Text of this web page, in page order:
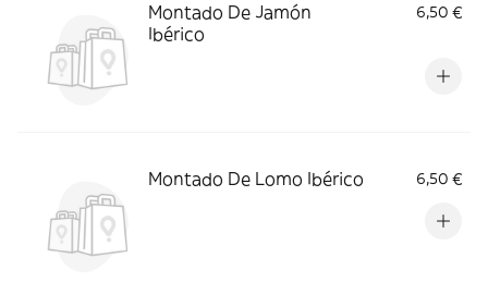
Montado De Jamón
Ibérico
6,50 €
Montado De Lomo Ibérico 6,50 €